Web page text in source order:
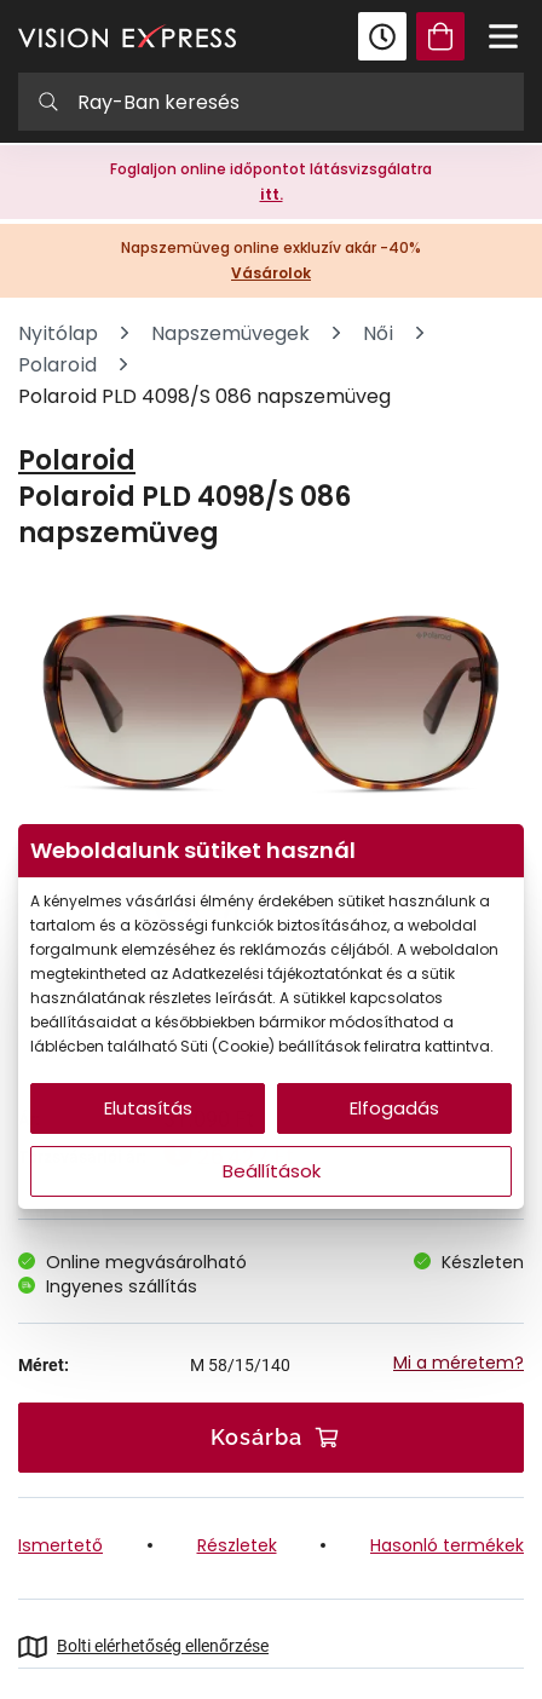
Foglaljon online időpontot látásvizsgálatra
itt.
Napszemüveg online exkluzív akár -40%
Vásárolok
Nyitólap Napszemüvegek
Női
Polaroid
Polaroid PLD 4098/S 086 napszemüveg
Polaroid
Polaroid PLD 4098/S 086
napszemüveg
31.090 Ft
26.427 Ft
Online megvásárolható
Készleten
Ingyenes szállítás
Méret: M 58/15/140 Mi a méretem?
Kosárba
Ismertető Részletek Hasonló termékek
Bolti elérhetőség ellenőrzése
Weboldalunk sütiket használ
A kényelmes vásárlási élmény érdekében sütiket használunk a
tartalom és a közösségi funkciók biztosításához, a weboldal
forgalmunk elemzéséhez és reklámozás céljából. A weboldalon
megtekintheted az Adatkezelési tájékoztatónkat és a sütik
használatának részletes leírását. A sütikkel kapcsolatos
beállításaidat a későbbiekben bármikor módosíthatod a
láblécben található Süti (Cookie) beállítások feliratra kattintva.
Beállítások
Elutasítás Elfogadás